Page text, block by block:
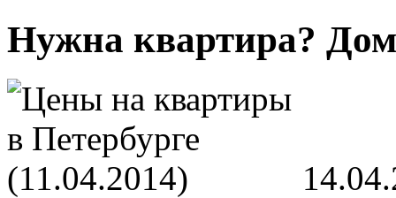
Нужна квартира?